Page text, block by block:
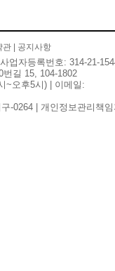
관 공지사항
업자등록번호: 314-21-
길 15, 104-1802
~오후5시) | 이메일:
-0264 | 개인정보관리책